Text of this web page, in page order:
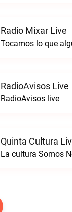
Radio Mixar Live
Tocamos lo que
RadioAvisos Live
RadioAvisos live
Quinta Cultura
La cultura Somos